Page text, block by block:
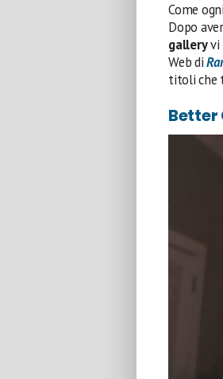
Come
Dopo
galleryvi
Web di
titoli che
Better